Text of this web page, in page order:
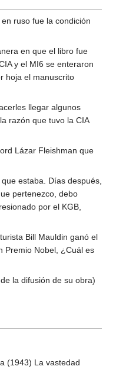
ruso fue la condición
en que el libro fue
y el MI6 se enteraron
hoja el manuscrito
llegar algunos
razón que tuvo la CIA
Lázar Fleishman que
estaba. Días después,
pertenezco, debo
por el KGB,
Bill Mauldin ganó el
Premio Nobel, ¿Cuál es
la difusión de su obra)
(1943) La vastedad